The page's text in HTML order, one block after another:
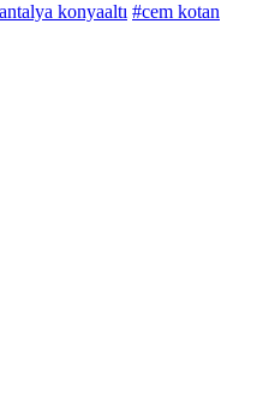
konyaaltı #cem kotan